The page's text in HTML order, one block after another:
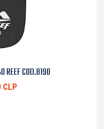
REEF COD.8190
CLP